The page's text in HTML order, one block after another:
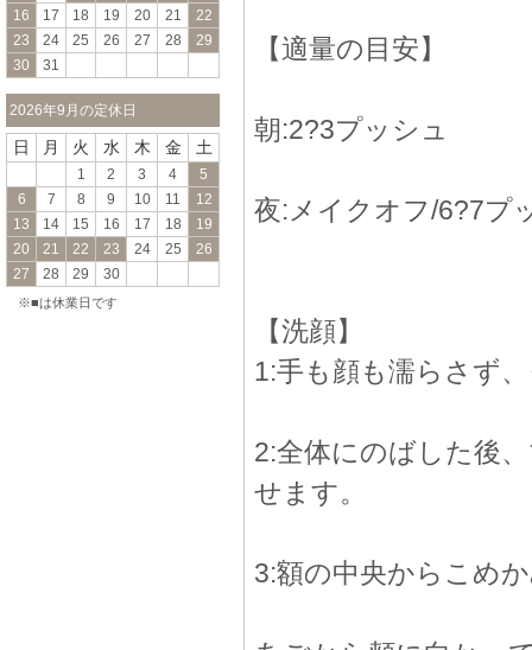
16
17 18 19 20 21
22
23
24 25 26 27 28
29
30
31
2026年9月の定休日
日 月 火 水 木 金 土
1 2 3 4
5
6
7 8 9 10 11
12
13
14 15 16 17 18
19
20
21 22 23 24 25
26
27
28 29 30
※■は休業日です
【適量の目安】
朝:2?3プッシュ
夜:メイクオフ/6?7プ
【洗顔】
1:手も顔も濡らさず
2:全体にのばした後
せます。
3:額の中央からこめ